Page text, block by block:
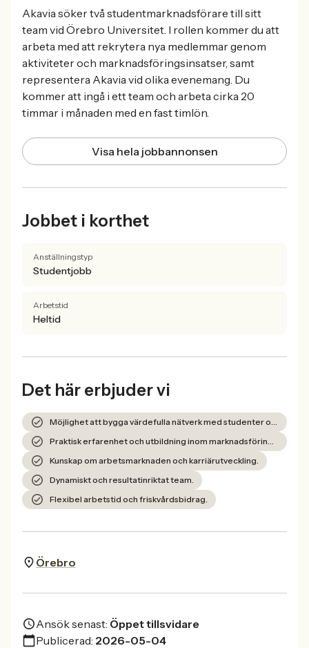
Akavia söker två studentmarknadsförare till sitt
team vid Örebro Universitet. I rollen kommer du att
arbeta med att rekrytera nya medlemmar genom
aktiviteter och marknadsföringsinsatser, samt
representera Akavia vid olika evenemang. Du
kommer att ingå i ett team och arbeta cirka 20
timmar i månaden med en fast timlön.
Visa hela jobbannonsen
Jobbet i korthet
Anställningstyp
Studentjobb
Arbetstid
Heltid
Det här erbjuder vi
Möjlighet att bygga värdefulla nätverk med studenter och näringsliv.
Praktisk erfarenhet och utbildning inom marknadsföring, event och projektledning.
Kunskap om arbetsmarknaden och karriärutveckling.
Dynamiskt och resultatinriktat team.
Flexibel arbetstid och friskvårdsbidrag.
Örebro
Ansök senast: Öppet tillsvidare
Publicerad: 2026-05-04